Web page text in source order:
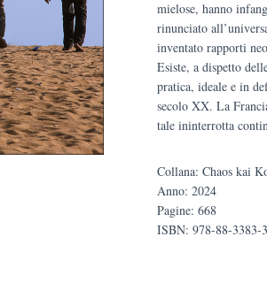
mielose, hanno
rinunciato
inventato rapporti
Esiste, a dispetto
pratica, ideale e in
secolo XX. La
tale ininterrotta
Collana: Chaos kai
Anno: 2024
Pagine: 668
ISBN: 978-88-3383-